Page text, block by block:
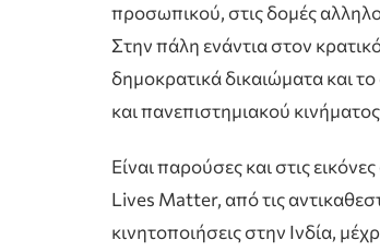
προσωπικού, στις δομές
Στην πάλη ενάντια στον
δημοκρατικά δικαιώματα και
και πανεπιστημιακού
Είναι παρούσες και στις
Lives Matter, από τις
κινητοποιήσεις στην Ινδία,